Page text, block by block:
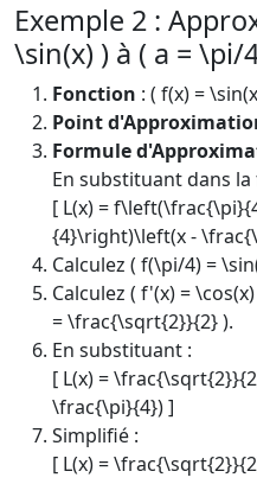
Exemple 2 :
\sin(x) ) à ( a = \pi/
Fonction : ( f(x) =
Point
Formule
En substituant dans
[ L(x) =
{4}\right)\left(x -
Calculez ( f(\pi/4) =
Calculez ( f'(x) =
= \frac{\sqrt{2}}{2} ).
En substituant :
[ L(x) =
\frac{\pi}{4}) ]
Simplifié :
[ L(x) =